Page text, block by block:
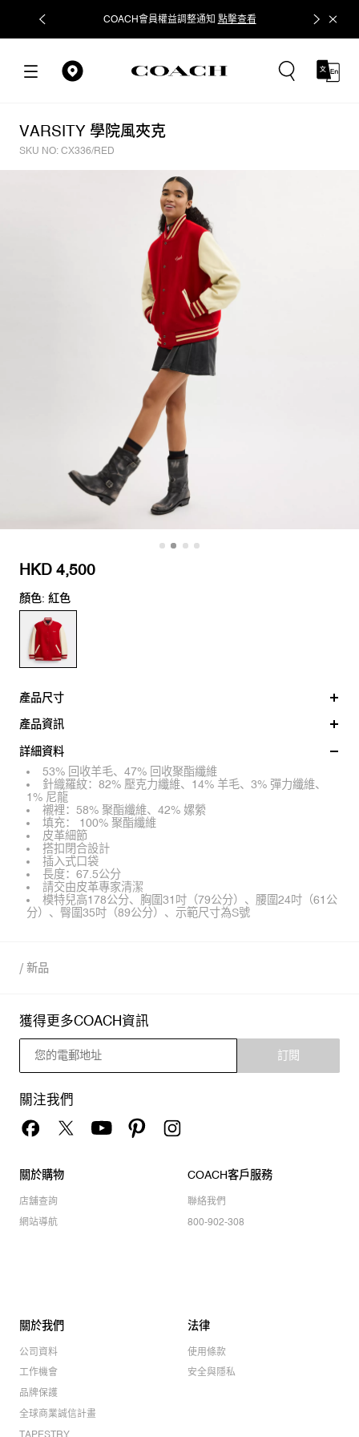
COACH會員權益調整通知 點擊查看 立即追蹤
VARSITY 學院風夾克
SKU NO: CX336/RED
HKD 4,500
顏色: 紅色
產品尺寸
產品資訊
詳細資料
53% 回收羊毛、47% 回收聚酯纖維
針織羅紋：82% 壓克力纖維、14% 羊毛、3% 彈力纖維、
1% 尼龍
襯裡：58% 聚酯纖維、42% 嫘縈
填充： 100% 聚酯纖維
皮革細節
搭扣閉合設計
插入式口袋
長度：67.5公分
請交由皮革專家清潔
模特兒高178公分、胸圍31吋（79公分）、腰圍24吋（61公
分）、臀圍35吋（89公分）、示範尺寸為S號
/ 新品
獲得更多COACH資訊
訂閱
關注我們
關於購物
店舖查詢
網站導航
COACH客戶服務
聯絡我們
800-902-308
關於我們
公司資料
工作機會
品牌保護
全球商業誠信計畫
法律
使用條款
安全與隱私